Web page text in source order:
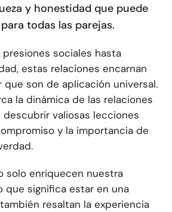
y honestidad que puede
todas las parejas.
sociales hasta
estas relaciones encarnan
que son de aplicación universal.
la dinámica de las relaciones
descubrir valiosas lecciones
y la importancia de
solo enriquecen nuestra
que significa estar en una
resaltan la experiencia